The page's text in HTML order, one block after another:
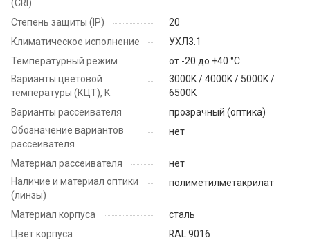
(CRI)
Степень защиты (IP)
20
Климатическое исполнение
УХЛ3.1
Температурный режим
от -20 до +40 °C
Варианты цветовой
температуры (КЦТ), K
3000K / 4000K / 5000K /
6500K
Варианты рассеивателя
прозрачный (оптика)
Обозначение вариантов
рассеивателя
нет
Материал рассеивателя
нет
Наличие и материал оптики
(линзы)
полиметилметакрилат
Материал корпуса
сталь
Цвет корпуса
RAL 9016